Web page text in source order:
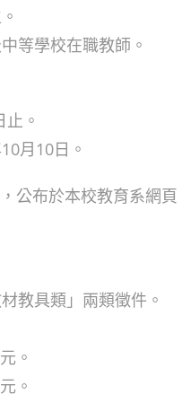
等學校在職教師。
。
月10日。
公布於本校教育系網頁
教具類」兩類徵件。
。
。